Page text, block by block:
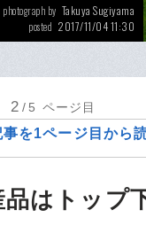
photograph by Takuya Sugiyama
posted 2017/11/04 11:30
2 /5 ページ目
事を1ページ目から
はトップ